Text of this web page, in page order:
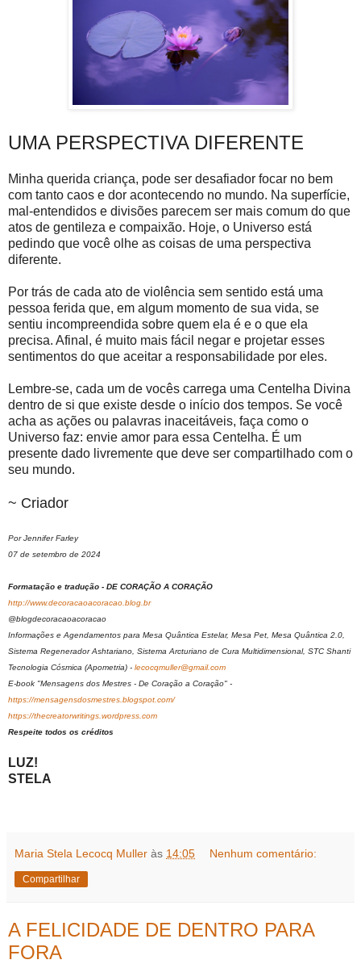
UMA PERSPECTIVA DIFERENTE
Minha querida criança, pode ser desafiador focar no bem
com tanto caos e dor acontecendo no mundo. Na superfície,
mal-entendidos e divisões parecem ser mais comum do que
atos de gentileza e compaixão. Hoje, o Universo está
pedindo que você olhe as coisas de uma perspectiva
diferente.
Por trás de cada ato de violência sem sentido está uma
pessoa ferida que, em algum momento de sua vida, se
sentiu incompreendida sobre quem ela é e o que ela
precisa. Afinal, é muito mais fácil negar e projetar esses
sentimentos do que aceitar a responsabilidade por eles.
Lembre-se, cada um de vocês carrega uma Centelha Divina
dentro de si que existe desde o início dos tempos. Se você
acha as ações ou palavras inaceitáveis, faça como o
Universo faz: envie amor para essa Centelha. É um
presente dado livremente que deve ser compartilhado com o
seu mundo.
~ Criador
Por Jennifer Farley
07 de setembro de 2024
Formatação e tradução - DE CORAÇÃO A CORAÇÃO
http://www.decoracaoacoracao.blog.br
@blogdecoracaoacoracao
Informações e Agendamentos para Mesa Quântica Estelar, Mesa Pet, Mesa Quântica 2.0,
Sistema Regenerador Ashtariano, Sistema Arcturiano de Cura Multidimensional, STC Shanti
Tecnologia Cósmica (Apometria) - lecocqmuller@gmail.com
E-book "Mensagens dos Mestres - De Coração a Coração" -
https://mensagensdosmestres.blogspot.com/
https://thecreatorwritings.wordpress.com
Respeite todos os créditos
LUZ!
STELA
Maria Stela Lecocq Muller às 14:05 Nenhum comentário:
Compartilhar
A FELICIDADE DE DENTRO PARA
FORA